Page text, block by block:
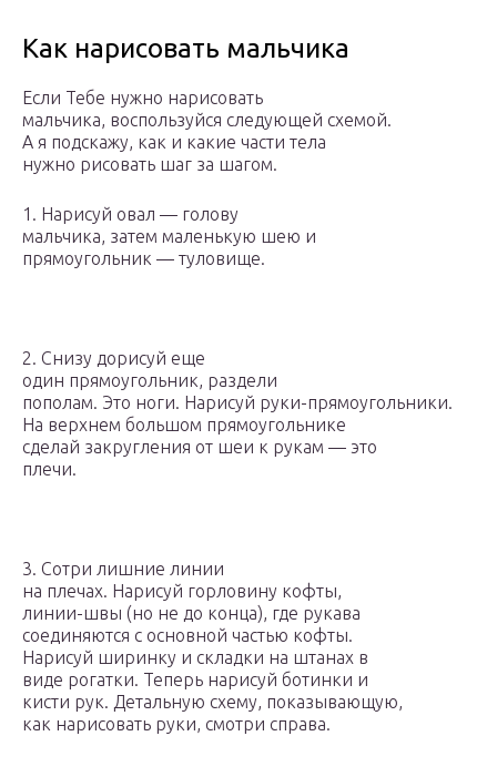
Как нарисовать мальчика
Если Тебе нужно нарисовать
мальчика, воспользуйся следующей схемой.
А я подскажу, как и какие части тела
нужно рисовать шаг за шагом.
1. Нарисуй овал — голову
мальчика, затем маленькую шею и
прямоугольник — туловище.
2. Снизу дорисуй еще
один прямоугольник, раздели
пополам. Это ноги. Нарисуй руки-прямоугольники.
На верхнем большом прямоугольнике
сделай закругления от шеи к рукам — это
плечи.
3. Сотри лишние линии
на плечах. Нарисуй горловину кофты,
линии-швы (но не до конца), где рукава
соединяются с основной частью кофты.
Нарисуй ширинку и складки на штанах в
виде рогатки. Теперь нарисуй ботинки и
кисти рук. Детальную схему, показывающую,
как нарисовать руки, смотри справа.